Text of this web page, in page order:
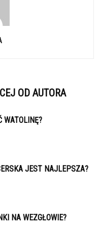
OD AUTORA
WATOLINĘ?
JEST NAJLEPSZA?
NA WEZGŁOWIE?